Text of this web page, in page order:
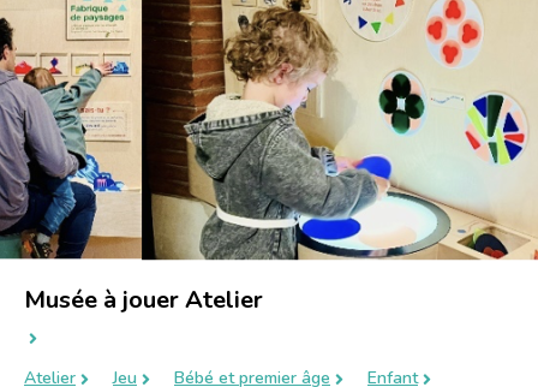
Musée à jouer Atelier
Atelier Jeu Bébé et premier âge Enfant